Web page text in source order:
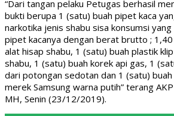
“Dari tangan pelaku Petugas berhasil
bukti berupa 1 (satu) buah pipet kaca
narkotika jenis shabu sisa konsumsi
pipet kacanya dengan berat brutto ;
alat hisap shabu, 1 (satu) buah plastik
shabu, 1 (satu) buah korek api gas, 1
dari potongan sedotan dan 1 (satu)
merek Samsung warna putih” terang
MH, Senin (23/12/2019).